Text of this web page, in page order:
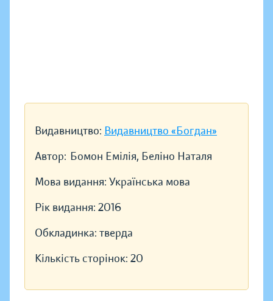
Видавництво: Видавництво «Богдан»
Автор: Бомон Емілія, Беліно Наталя
Мова видання: Українська мова
Рік видання: 2016
Обкладинка: тверда
Кількість сторінок: 20